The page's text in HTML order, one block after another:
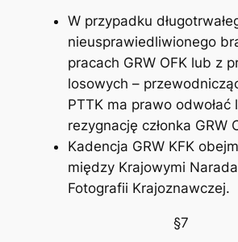
W przypadku
nieusprawiedliwionego
pracach GRW OFK lub z
losowych –
PTTK ma prawo odwołać
rezygnację członka GRW
Kadencja GRW KFK
między Krajowymi
Fotografii Krajoznawczej.
§7